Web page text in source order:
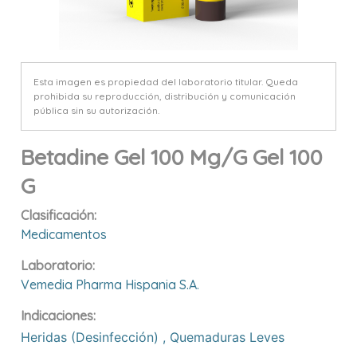
Esta imagen es propiedad del laboratorio titular. Queda
prohibida su reproducción, distribución y comunicación
pública sin su autorización.
Betadine Gel 100 Mg/g Gel 100
G
Clasificación:
Medicamentos
Laboratorio:
Vemedia Pharma Hispania S.a.
Indicaciones:
Heridas (desinfección) , Quemaduras Leves